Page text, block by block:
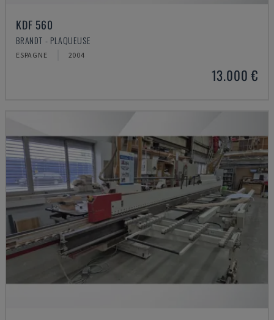
KDF 560
BRANDT - PLAQUEUSE
ESPAGNE 2004
13.000 €